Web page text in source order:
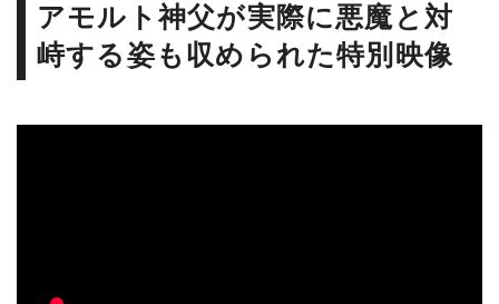
アモルト神父が実際に悪魔と対
峙する姿も収められた特別映像